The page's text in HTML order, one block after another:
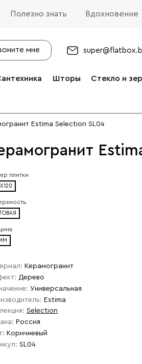
Полезно знать Вдохновение
мне
Шторы Стекло и
Estima Selection SL04
плитки
Керамогранит
Дерево
Универсальная
Estima
Selection
Россия
Коричневый
SL04